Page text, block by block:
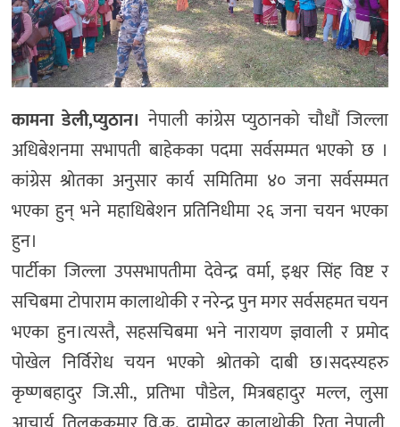
कामना डेली,प्युठान। नेपाली कांग्रेस प्युठानको चौधौं जिल्ला
अधिबेशनमा सभापती बाहेकका पदमा सर्वसम्मत भएको छ ।
कांग्रेस श्रोतका अनुसार कार्य समितिमा ४० जना सर्वसम्मत
भएका हुन् भने महाधिबेशन प्रतिनिधीमा २६ जना चयन भएका
हुन।
पार्टीका जिल्ला उपसभापतीमा देवेन्द्र वर्मा, इश्वर सिंह विष्ट र
सचिबमा टोपाराम कालाथोकी र नरेन्द्र पुन मगर सर्वसहमत चयन
भएका हुन।त्यस्तै, सहसचिबमा भने नारायण ज्ञवाली र प्रमोद
पोखेल निर्विरोध चयन भएको श्रोतको दाबी छ।सदस्यहरु
कृष्णबहादुर जि.सी., प्रतिभा पौडेल, मित्रबहादुर मल्ल, लुसा